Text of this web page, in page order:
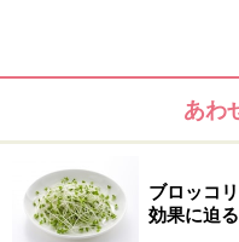
年齢不詳を目指
ルーツ」
あわ
ブロッコ
効果に迫る